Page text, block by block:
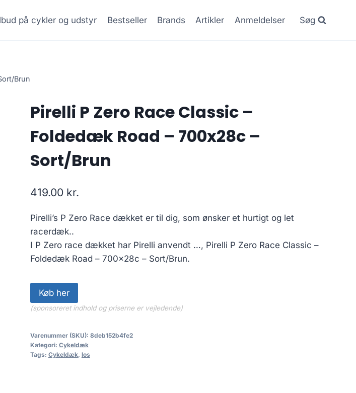
på cykler og udstyr Bestseller Brands Artikler Anmeldelser Søg
Brun
Pirelli P Zero Race Classic –
Foldedæk Road – 700x28c –
Sort/Brun
419.00 kr.
Pirelli’s P Zero Race dækket er til dig, som ønsker et hurtigt og let
racerdæk..
I P Zero race dækket har Pirelli anvendt …, Pirelli P Zero Race Classic –
Foldedæk Road – 700x28c – Sort/Brun.
Køb her
(sponsoreret indhold og priserne er vejledende)
Varenummer (SKU): 8deb152b4fe2
Kategori: Cykeldæk
Tags: Cykeldæk, los